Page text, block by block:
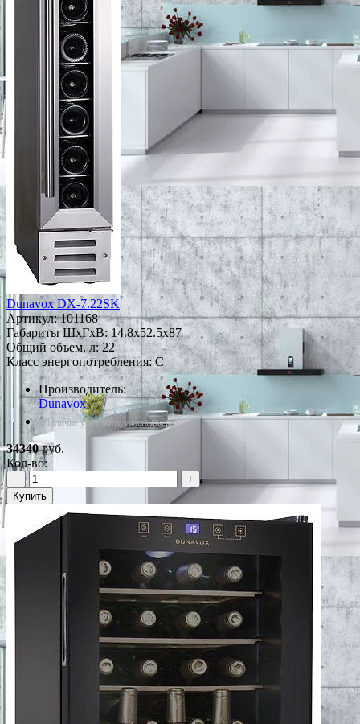
Dunavox DX-7.22SK
Артикул:101168
Габариты ШxГxВ: 14.8x52.5x87
Общий объем, л: 22
Класс энергопотребления: C
Производитель:
Dunavox
*Наличие уточняйте у менеджера
34340руб.
Кол-во:
−
+
Купить